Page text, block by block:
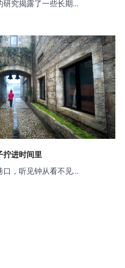
研究揭露了一些长期…
拧进时间里
口，听见钟从看不见…